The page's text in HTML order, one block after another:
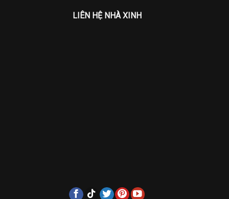
LIÊN HỆ NHÀ XINH